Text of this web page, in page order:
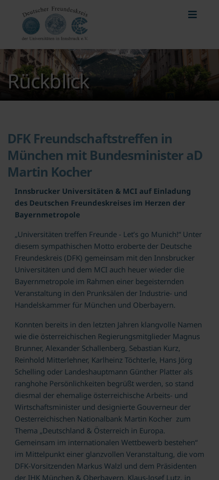
Rückblick
DFK Freundschaftstreffen in
München mit Bundesminister aD
Martin Kocher
Innsbrucker Universitäten & MCI auf Einladung
des Deutschen Freundeskreises im Herzen der
Bayernmetropole
„Universitäten treffen Freunde - Let’s go Munich!“ Unter
diesem sympathischen Motto eroberte der Deutsche
Freundeskreis (DFK) gemeinsam mit den Innsbrucker
Universitäten und dem MCI auch heuer wieder die
Bayernmetropole im Rahmen einer begeisternden
Veranstaltung in den Prunksälen der Industrie- und
Handelskammer für München und Oberbayern.
Konnten bereits in den letzten Jahren klangvolle Namen
wie die österreichischen Regierungsmitglieder Magnus
Brunner, Alexander Schallenberg, Sebastian Kurz,
Reinhold Mitterlehner, Karlheinz Töchterle, Hans Jörg
Schelling oder Landeshauptmann Günther Platter als
ranghohe Persönlichkeiten begrüßt werden, so stand
diesmal der ehemalige österreichische Arbeits- und
Wirtschaftsminister und designierte Gouverneur der
Oesterreichischen Nationalbank Martin Kocher zum
Thema „Deutschland & Österreich in Europa.
Gemeinsam im internationalen Wettbewerb bestehen“
im Mittelpunkt einer glanzvollen Veranstaltung, die vom
DFK-Vorsitzenden Markus Walzl und dem Präsidenten
der IHK München & Oberbayern, Klaus-Josef Lutz, in